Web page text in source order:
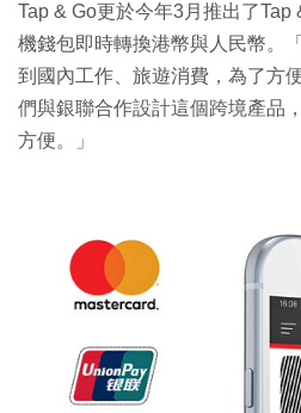
Tap & Go更於今年3月推出了
機錢包即時轉換港幣與人民幣。
到國內工作、旅遊消費，為了方
們與銀聯合作設計這個跨境產品
方便。」